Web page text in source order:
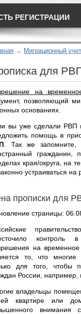
РЕГИСТРАЦИИ
Миграционный
для
на
позволяющий
основаниях.
вы уже сделали РВП
помощь в
. Так же
гражданин,
края/округа, на
устраиваться на
прописки для
страницы:
контроль
на
то, что многие
для того, чтобы
России, например,
владельцы
квартире или